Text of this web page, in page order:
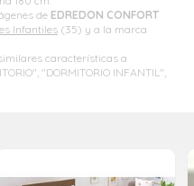
de EDREDON CONFORT
Infantiles (35) y a la marca
características a
"DORMITORIO INFANTIL",